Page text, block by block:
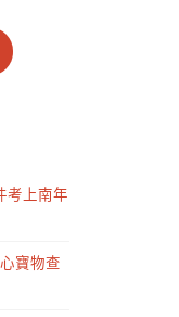
考上南年
寶物查